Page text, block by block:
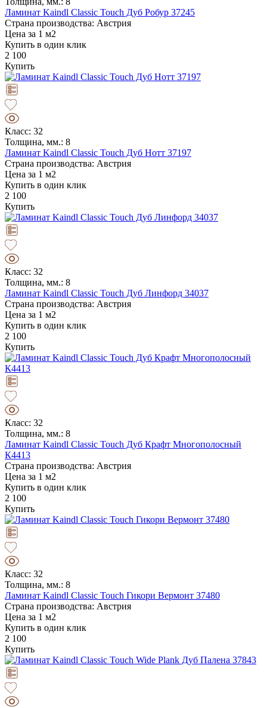
Ламинат Kaindl Classic Touch Дуб Робур 37245
Страна производства: Австрия
Цена за 1 м2
Купить в один клик
2 100
Купить
Класс: 32
Толщина, мм.: 8
Ламинат Kaindl Classic Touch Дуб Нотт 37197
Страна производства: Австрия
Цена за 1 м2
Купить в один клик
2 100
Купить
Класс: 32
Толщина, мм.: 8
Ламинат Kaindl Classic Touch Дуб Линфорд 34037
Страна производства: Австрия
Цена за 1 м2
Купить в один клик
2 100
Купить
Класс: 32
Толщина, мм.: 8
Ламинат Kaindl Classic Touch Дуб Крафт Многополосный
К4413
Страна производства: Австрия
Цена за 1 м2
Купить в один клик
2 100
Купить
Класс: 32
Толщина, мм.: 8
Ламинат Kaindl Classic Touch Гикори Вермонт 37480
Страна производства: Австрия
Цена за 1 м2
Купить в один клик
2 100
Купить